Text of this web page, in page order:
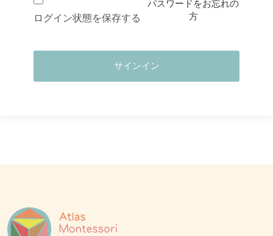
ログイン状態を保存する
パスワードをお忘れの
方
サインイン